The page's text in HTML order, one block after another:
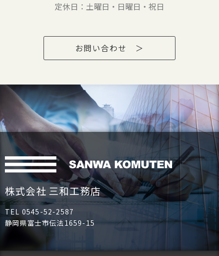
定休日：土曜日・日曜日・祝日
お問い合わせ ＞
株式会社 三和工務店
TEL 0545-52-2587
静岡県富士市伝法1659-15